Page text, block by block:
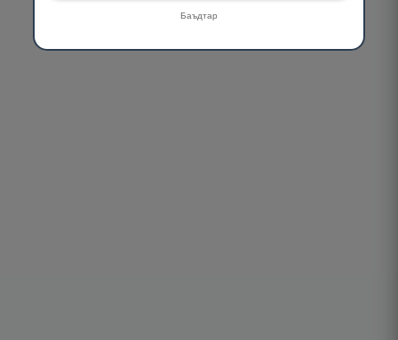
Баъдтар